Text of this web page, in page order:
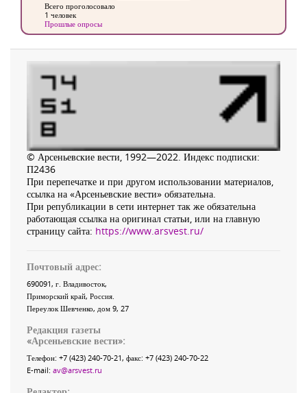
Всего проголосовало
1 человек
Прошлые опросы
© Арсеньевские вести, 1992—2022. Индекс подписки:
П2436
При перепечатке и при другом использовании материалов,
ссылка на «Арсеньевские вести» обязательна.
При републикации в сети интернет так же обязательна
работающая ссылка на оригинал статьи, или на главную
страницу сайта: https://www.arsvest.ru/
Почтовый адрес:
690091, г. Владивосток,
Приморский край, Россия
Переулок Шевченко, дом 9, 27
Редакция газеты
«Арсеньевские вести»:
Телефон: +7 (423) 240-70-21, факс: +7 (423) 240-70-22
E-mail: av@arsvest.ru